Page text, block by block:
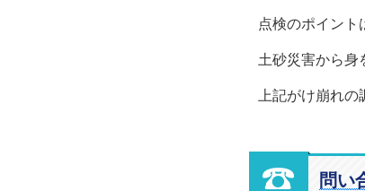
点検のポイント
土砂災害から身
上記がけ崩れ
問い